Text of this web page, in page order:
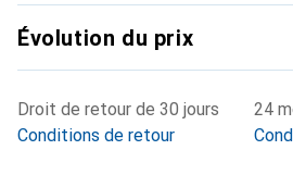
Évolution du prix
Droit de retour de 30 jours
Conditions de retour
24